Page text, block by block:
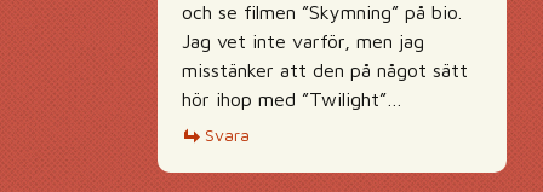
och se filmen ”Skymning” på bio.
Jag vet inte varför, men jag
misstänker att den på något sätt
hör ihop med ”Twilight”…
Svara